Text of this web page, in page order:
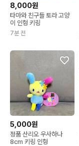
8,000원
타마와 친구들 토라 고양
이 인형 키링
7분 전
5,000원
정품 산리오 우사하나
8cm 키링 인형